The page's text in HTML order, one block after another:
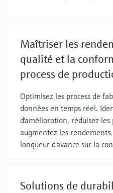
Maîtriser les
qualité et la
process de
Optimisez les process de
données en temps réel.
d'amélioration, réduisez
augmentez les
longueur d'avance sur la
Solutions de